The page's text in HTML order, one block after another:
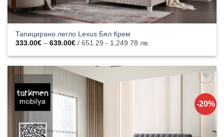
Тапицирано легло Lexus Бял Крем
333.00€ – 639.00€Price
333.00€
639.00€
/ 651.29 - 1,249.78 лв.
-20%
към
списъка с
харесани